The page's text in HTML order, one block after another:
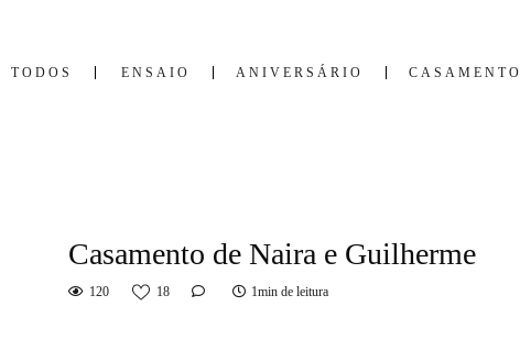
TODOS ENSAIO ANIVERSÁRIO CASAMENTO
Casamento de Naira e Guilherme
120 18 1min de leitura